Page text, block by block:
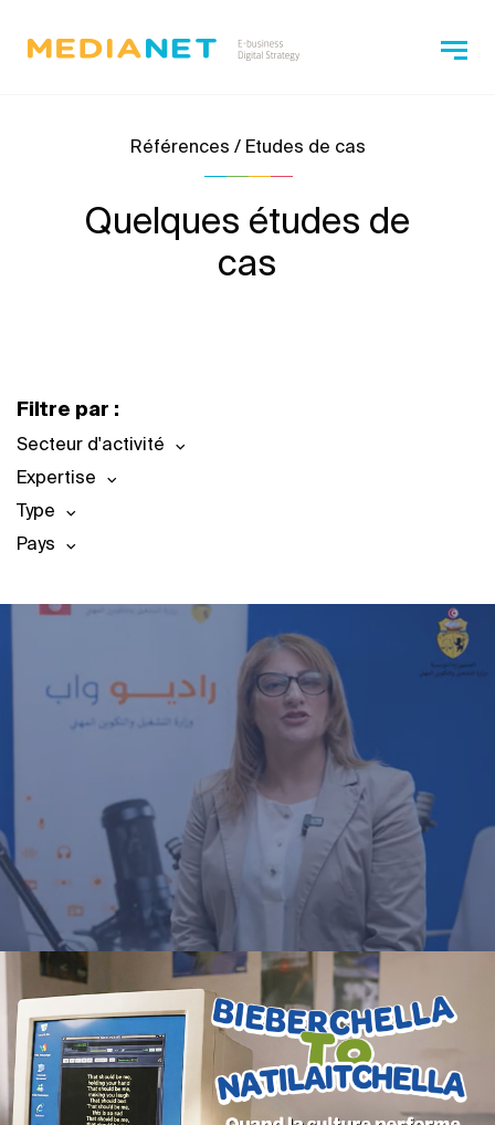
Références / Etudes de cas
Quelques études de
cas
Filtre par :
Secteur d'activité
Expertise
Type
Pays